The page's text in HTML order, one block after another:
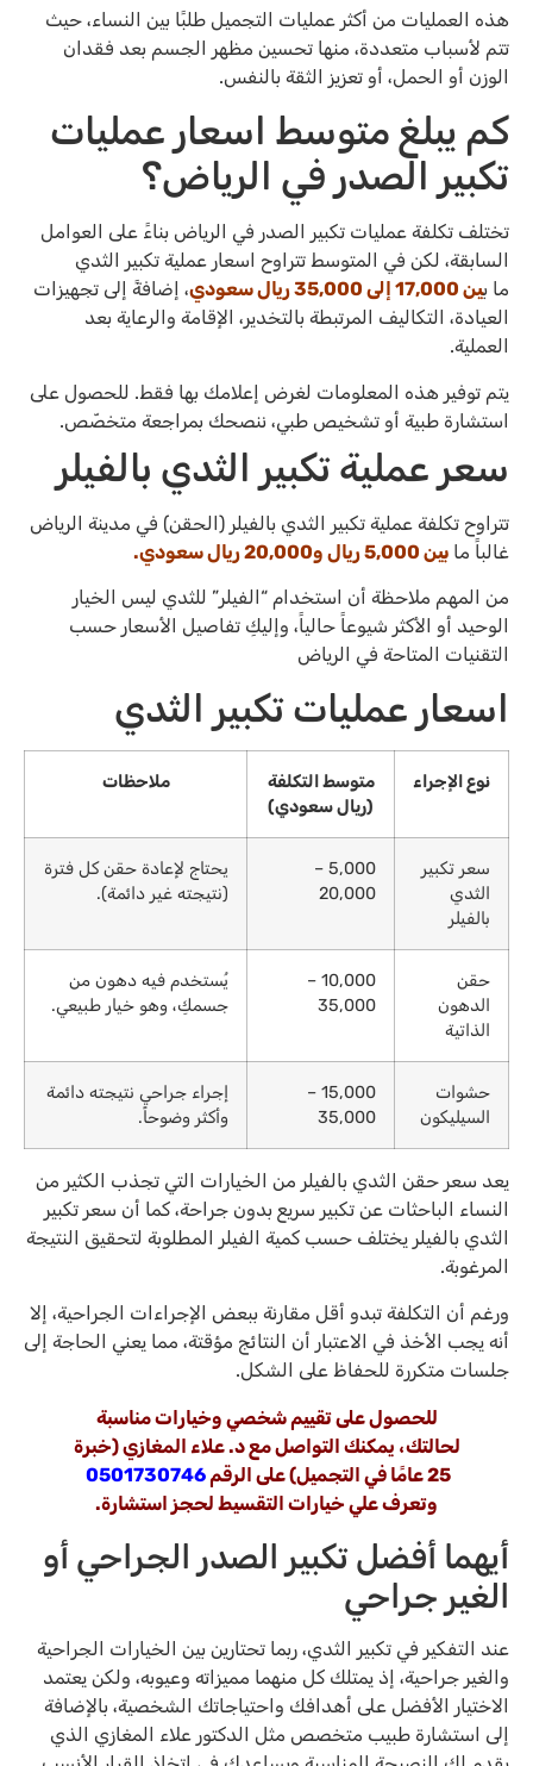
هذه العمليات من أكثر عمليات التجميل طلبًا بين النساء، حيث
تتم لأسباب متعددة، منها تحسين مظهر الجسم بعد فقدان
الوزن أو الحمل، أو تعزيز الثقة بالنفس.
كم يبلغ متوسط اسعار عمليات
تكبير الصدر في الرياض؟
تختلف تكلفة عمليات تكبير الصدر في الرياض بناءً على العوامل
السابقة، لكن في المتوسط تتراوح اسعار عملية تكبير الثدي
ما بين 17,000 إلى 35,000 ريال سعودي
، إضافةً إلى تجهيزات
العيادة، التكاليف المرتبطة بالتخدير، الإقامة والرعاية بعد
العملية.
يتم توفير هذه المعلومات لغرض إعلامك بها فقط. للحصول على
استشارة طبية أو تشخيص طبي، ننصحك بمراجعة متخصّص.
سعر عملية تكبير الثدي بالفيلر
تتراوح تكلفة عملية تكبير الثدي بالفيلر (الحقن) في مدينة الرياض
غالباً ما بين 5,000 ريال و20,000 ريال سعودي.
من المهم ملاحظة أن استخدام “الفيلر” للثدي ليس الخيار
الوحيد أو الأكثر شيوعاً حالياً، وإليكِ تفاصيل الأسعار حسب
التقنيات المتاحة في الرياض
اسعار عمليات تكبير الثدي
نوع الإجراء
متوسط التكلفة
(ريال سعودي)
ملاحظات
سعر تكبير
الثدي
بالفيلر
5,000 –
20,000
يحتاج لإعادة حقن كل فترة
(نتيجته غير دائمة).
حقن
الدهون
الذاتية
10,000 –
35,000
يُستخدم فيه دهون من
جسمكِ، وهو خيار طبيعي.
حشوات
السيليكون
15,000 –
35,000
إجراء جراحي نتيجته دائمة
وأكثر وضوحاً.
يعد سعر حقن الثدي بالفيلر من الخيارات التي تجذب الكثير من
النساء الباحثات عن تكبير سريع بدون جراحة، كما أن سعر تكبير
الثدي بالفيلر يختلف حسب كمية الفيلر المطلوبة لتحقيق النتيجة
المرغوبة.
ورغم أن التكلفة تبدو أقل مقارنة ببعض الإجراءات الجراحية، إلا
أنه يجب الأخذ في الاعتبار أن النتائج مؤقتة، مما يعني الحاجة إلى
جلسات متكررة للحفاظ على الشكل.
للحصول على تقييم شخصي وخيارات مناسبة
لحالتك، يمكنك التواصل مع د. علاء المغازي (خبرة
25 عامًا في التجميل) على الرقم
0501730746
وتعرف علي خيارات التقسيط لحجز استشارة.
أيهما أفضل تكبير الصدر الجراحي أو
الغير جراحي
عند التفكير في تكبير الثدي، ربما تحتارين بين الخيارات الجراحية
والغير جراحية، إذ يمتلك كل منهما مميزاته وعيوبه، ولكن يعتمد
الاختيار الأفضل على أهدافك واحتياجاتك الشخصية، بالإضافة
إلى استشارة طبيب متخصص مثل الدكتور علاء المغازي الذي